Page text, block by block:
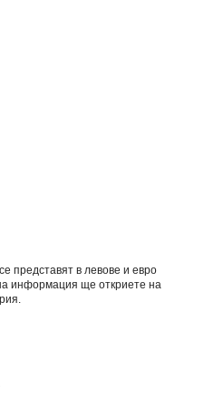
представят в левове и евро
информация ще откриете на